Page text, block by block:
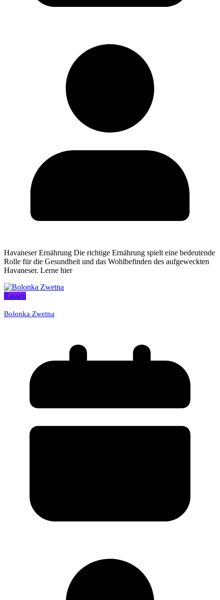
Havaneser Ernährung Die richtige Ernährung spielt eine bedeutende
Rolle für die Gesundheit und das Wohlbefinden des aufgeweckten
Havaneser. Lerne hier
Rassen
Bolonka Zwetna